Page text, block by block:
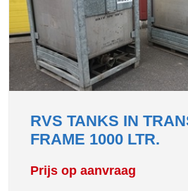
RVS TANKS IN
FRAME 1000 LTR.
Prijs op aanvraag